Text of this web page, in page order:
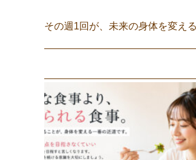
その週1回が、未来の身体を変え